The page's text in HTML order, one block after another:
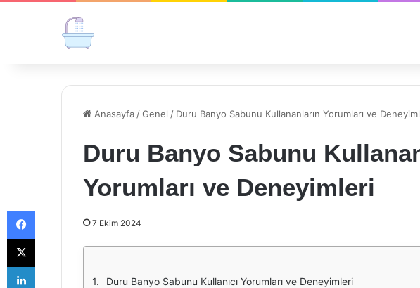
Anasayfa /Genel / Duru Banyo Sabunu Kullananların Yorumları ve
Duru Banyo Sabunu
Yorumları ve Deneyimleri
7 Ekim 2024
Duru Banyo Sabunu Kullanıcı Yorumları ve Deneyimleri
Facebook
X
LinkedIn